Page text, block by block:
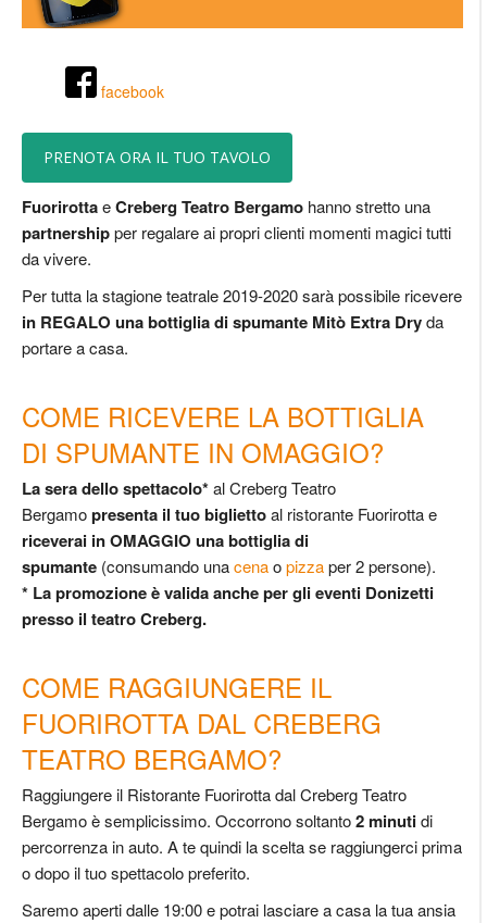
facebook
PRENOTA ORA IL TUO TAVOLO
FuorirottaeCreberg Teatro Bergamo hanno stretto una
partnershipper regalare ai propri clienti momenti magici tutti
da vivere.
Per tutta la stagione teatrale 2019-2020 sarà possibile ricevere
in REGALO una bottiglia di spumante Mitò Extra Dryda
portare a casa.
COME RICEVERE LA BOTTIGLIA
DI SPUMANTE IN OMAGGIO?
La sera dello spettacolo*al Creberg Teatro
Bergamopresenta il tuo bigliettoal ristorante Fuorirotta e
riceverai in OMAGGIO una bottiglia di
spumante (consumando unacenaopizzaper 2 persone).
* La promozione è valida anche per gli eventi Donizetti
presso il teatro Creberg.
COME RAGGIUNGERE IL
FUORIROTTA DAL CREBERG
TEATRO BERGAMO?
Raggiungere il Ristorante Fuorirotta dal Creberg Teatro
Bergamo è semplicissimo. Occorrono soltanto2 minutidi
percorrenza in auto. A te quindi la scelta se raggiungerci prima
o dopo il tuo spettacolo preferito.
Saremo aperti dalle 19:00 e potrai lasciare a casa la tua ansia